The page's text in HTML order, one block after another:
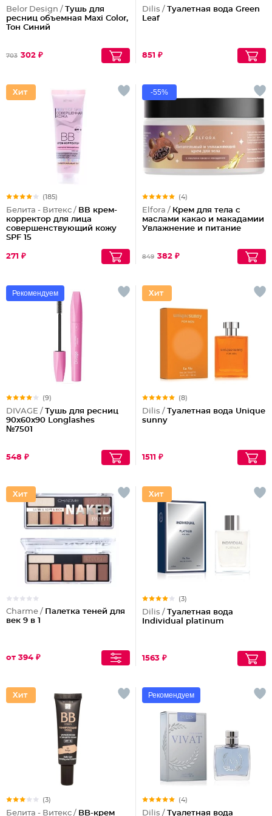
Belor Design / Тушь для
ресниц объемная Maxi Color,
Тон Синий
703 302 ₽
Dilis / Туалетная вода Green
Leaf
851 ₽
(185)
Белита - Витекс / ВВ крем-
корректор для лица
совершенствующий кожу
SPF 15
271 ₽
-55%
(4)
Elfora / Крем для тела с
маслами какао и макадамии
Увлажнение и питание
849 382 ₽
Рекомендуем
(9)
DIVAGE / Тушь для ресниц
90x60x90 Longlashes
№7501
548 ₽
(8)
Dilis / Туалетная вода Unique
sunny
1511 ₽
Charme / Палетка теней для
век 9 в 1
от 394 ₽
(3)
Dilis / Туалетная вода
Individual platinum
1563 ₽
(3)
Белита - Витекс / BB-крем
Рекомендуем
(4)
Dilis / Туалетная вода